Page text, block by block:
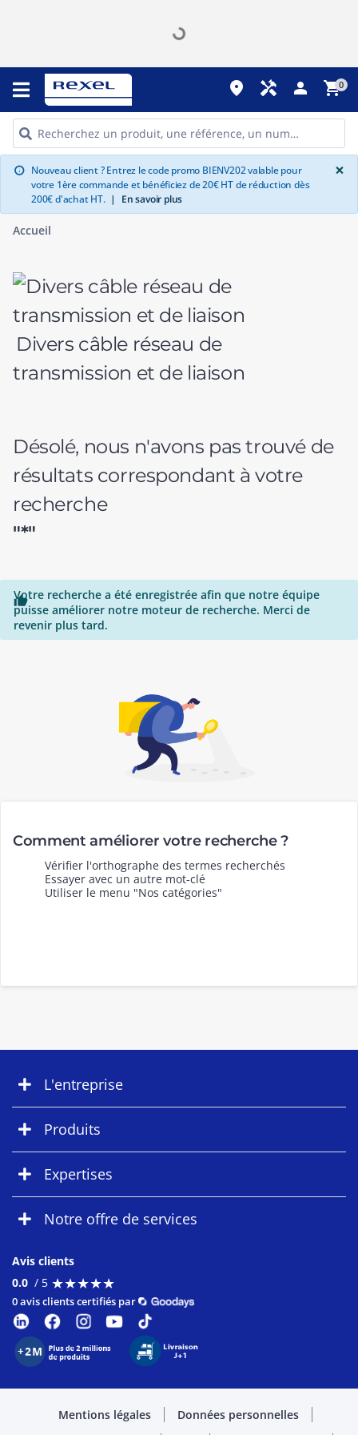
place handyman person shopping_cart0
info Nouveau client ? Entrez le code promo BIENV202 valable pour
votre 1ère commande et bénéficiez de 20€ HT de réduction dès
200€ d'achat HT. | En savoir plus
×
Accueil
Divers câble réseau de
transmission et de liaison
Désolé, nous n'avons pas trouvé de
résultats correspondant à votre
recherche
"*"

Votre recherche a été enregistrée afin que notre équipe
puisse améliorer notre moteur de recherche. Merci de
revenir plus tard.
Comment améliorer votre recherche ?
Vérifier l'orthographe des termes recherchés
Essayer avec un autre mot-clé
Utiliser le menu "Nos catégories"
L'entreprise
Produits
Expertises
Notre offre de services
Avis clients
0.0 / 5 ★★★★★
★★★★★
0 avis clients certifiés par
Mentions légales
Données personnelles